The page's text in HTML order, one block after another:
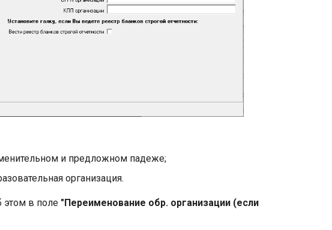
и предложном падеже;
организация.
этом в поле "Переименование обр. организации (если